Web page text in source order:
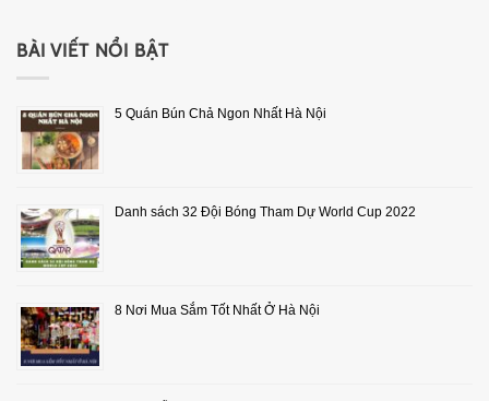
BÀI VIẾT NỔI BẬT
5 Quán Bún Chả Ngon Nhất Hà Nội
Danh sách 32 Đội Bóng Tham Dự World Cup 2022
8 Nơi Mua Sắm Tốt Nhất Ở Hà Nội